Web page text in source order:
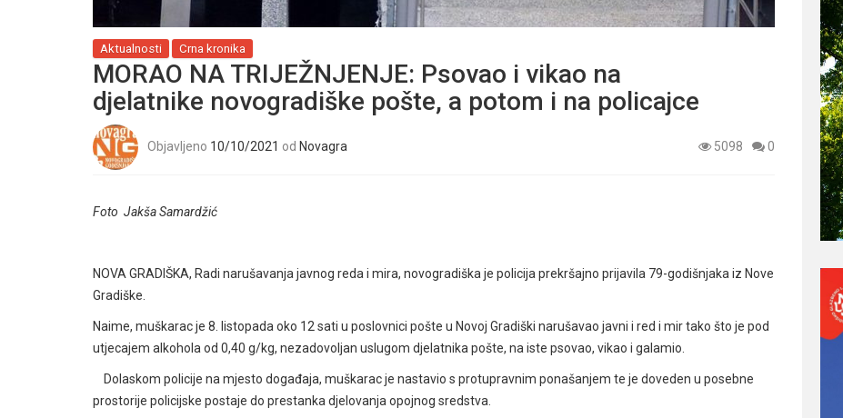
Aktualnosti Crna kronika
MORAO NA TRIJEŽNJENJE: Psovao i vikao na
djelatnike novogradiške pošte, a potom i na policajce
Objavljeno 10/10/2021 od Novagra 5098 0
Foto Jakša Samardžić
NOVA GRADIŠKA, Radi narušavanja javnog reda i mira, novogradiška je policija prekršajno prijavila 79-godišnjaka iz Nove
Gradiške.
Naime, muškarac je 8. listopada oko 12 sati u poslovnici pošte u Novoj Gradiški narušavao javni i red i mir tako što je pod
utjecajem alkohola od 0,40 g/kg, nezadovoljan uslugom djelatnika pošte, na iste psovao, vikao i galamio.
Dolaskom policije na mjesto događaja, muškarac je nastavio s protupravnim ponašanjem te je doveden u posebne
prostorije policijske postaje do prestanka djelovanja opojnog sredstva.